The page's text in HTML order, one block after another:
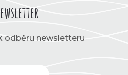
odběru newsletteru